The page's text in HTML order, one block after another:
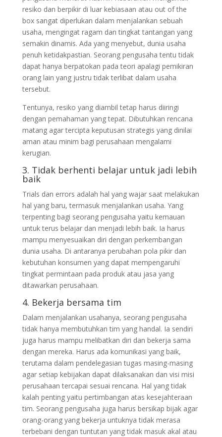
resiko dan berpikir di luar kebiasaan atau out of the
box sangat diperlukan dalam menjalankan sebuah
usaha, mengingat ragam dan tingkat tantangan yang
semakin dinamis. Ada yang menyebut, dunia usaha
penuh ketidakpastian. Seorang pengusaha tentu tidak
dapat hanya berpatokan pada teori apalagi pemikiran
orang lain yang justru tidak terlibat dalam usaha
tersebut.
Tentunya, resiko yang diambil tetap harus diiringi
dengan pemahaman yang tepat. Dibutuhkan rencana
matang agar tercipta keputusan strategis yang dinilai
aman atau minim bagi perusahaan mengalami
kerugian.
3. Tidak berhenti belajar untuk jadi lebih
baik
Trials dan errors adalah hal yang wajar saat melakukan
hal yang baru, termasuk menjalankan usaha. Yang
terpenting bagi seorang pengusaha yaitu kemauan
untuk terus belajar dan menjadi lebih baik. Ia harus
mampu menyesuaikan diri dengan perkembangan
dunia usaha. Di antaranya perubahan pola pikir dan
kebutuhan konsumen yang dapat mempengaruhi
tingkat permintaan pada produk atau jasa yang
ditawarkan perusahaan.
4. Bekerja bersama tim
Dalam menjalankan usahanya, seorang pengusaha
tidak hanya membutuhkan tim yang handal. Ia sendiri
juga harus mampu melibatkan diri dan bekerja sama
dengan mereka. Harus ada komunikasi yang baik,
terutama dalam pendelegasian tugas masing-masing
agar setiap kebijakan dapat dilaksanakan dan visi misi
perusahaan tercapai sesuai rencana. Hal yang tidak
kalah penting yaitu pertimbangan atas kesejahteraan
tim. Seorang pengusaha juga harus bersikap bijak agar
orang-orang yang bekerja untuknya tidak merasa
terbebani dengan tuntutan yang tidak masuk akal atau